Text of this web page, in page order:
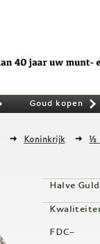
Goud kopen
Koninkrijk
½
Halve
FDC-